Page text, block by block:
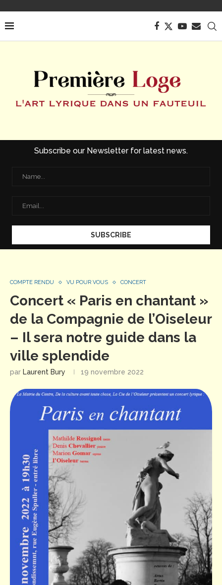
Subscribe our Newsletter for latest news.
COMPTE RENDU VU POUR VOUS CONCERT
Concert « Paris en chantant »
de la Compagnie de l’Oiseleur
– Il sera notre guide dans la
ville splendide
par Laurent Bury 19 novembre 2022